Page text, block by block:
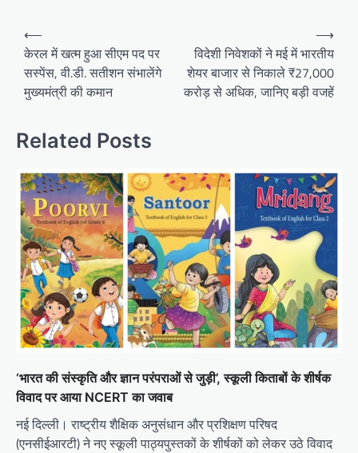
Post
navigation
⟵
केरल में खत्म हुआ सीएम पद पर
सस्पेंस, वी.डी. सतीशन संभालेंगे
मुख्यमंत्री की कमान
विदेशी निवेशकों ने मई में भारतीय
शेयर बाजार से निकाले ₹27,000
करोड़ से अधिक, जानिए बड़ी वजहें
⟶
Related Posts
‘भारत की संस्कृति और ज्ञान परंपराओं से जुड़ी’, स्कूली किताबों के शीर्षक
विवाद पर आया NCERT का जवाब
नई दिल्ली। राष्ट्रीय शैक्षिक अनुसंधान और प्रशिक्षण परिषद
(एनसीईआरटी) ने नए स्कूली पाठ्यपुस्तकों के शीर्षकों को लेकर उठे विवाद